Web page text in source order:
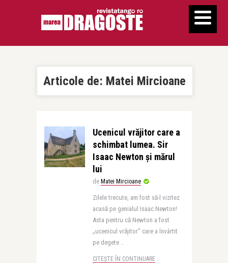
Articole de: Matei Mircioane
Ucenicul vrăjitor care a
schimbat lumea. Sir
Isaac Newton și mărul
lui
de Matei Mircioane
Zilele trecute, am fost să-l vizitez
acasă pe genialul Isaac Newton!
Asta pentru că Newton a fost
„ucenicul vrăjitor” care a învârtit
pe degete ..
CITEȘTE ÎN CONTINUARE